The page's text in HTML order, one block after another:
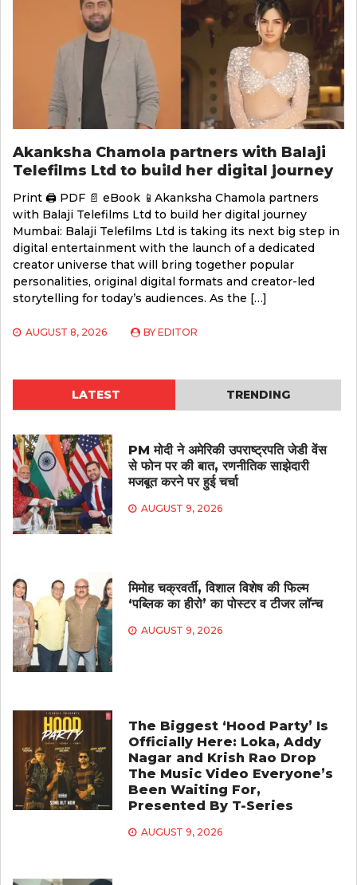
Akanksha Chamola partners with Balaji
Telefilms Ltd to build her digital journey
Print 🖨 PDF 📄 eBook 📱Akanksha Chamola partners
with Balaji Telefilms Ltd to build her digital journey
Mumbai: Balaji Telefilms Ltd is taking its next big step in
digital entertainment with the launch of a dedicated
creator universe that will bring together popular
personalities, original digital formats and creator-led
storytelling for today’s audiences. As the […]
AUGUST 8, 2026 BY EDITOR
LATEST TRENDING
PM मोदी ने अमेरिकी उपराष्ट्रपति जेडी वेंस
से फोन पर की बात, रणनीतिक साझेदारी
मजबूत करने पर हुई चर्चा
AUGUST 9, 2026
मिमोह चक्रवर्ती, विशाल विशेष की फिल्म
‘पब्लिक का हीरो’ का पोस्टर व टीजर लॉन्च
AUGUST 9, 2026
The Biggest ‘Hood Party’ Is
Officially Here: Loka, Addy
Nagar and Krish Rao Drop
The Music Video Everyone’s
Been Waiting For,
Presented By T-Series
AUGUST 9, 2026